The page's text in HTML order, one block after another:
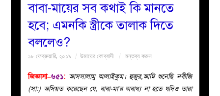
নারীদের
ইসলাহী
বাবা-মায়ের সব কথাই কি মানতে
হবে; এমনকি স্ত্রীকে তালাক দিতে
বললেও?
১৮ ফেব্রুয়ারি, ২০১৯ উমায়ের কোব্বাদী মন্তব্য করুন
জিজ্ঞাসা–৬৫১: আসসালামু আলাইকুম। হুজুর,আমি শুনেছি নবীজি
(সা:) অসিয়ত করেছেন যে, বাবা-মা’র অবাধ্য না হতে যদিও তারা